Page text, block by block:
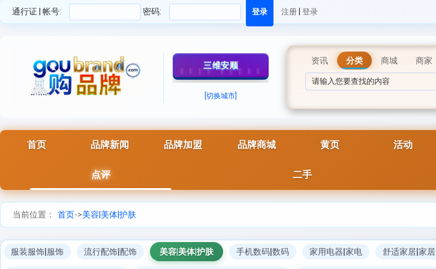
通行证 | 帐号: 密码: 注册 登录
三维安顺
[切换城市]
资讯 分类 商城 商家
首页 品牌新闻 品牌加盟 品牌商城 黄页 活动
点评 二手
当前位置： 首页->美容|美体|护肤
服装服饰|服饰 流行配饰|配饰 美容|美体|护肤 手机数码|数码 家用电器|家电 舒适家居|家居